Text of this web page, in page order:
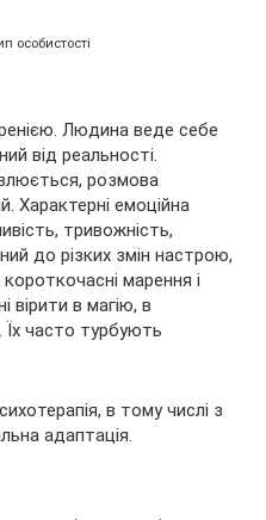
особистості
Людина веде себе
від реальності.
розмова
Характерні емоційна
тривожність,
до різких змін настрою,
короткочасні марення і
вірити в магію, в
часто турбують
в тому числі з
адаптація.